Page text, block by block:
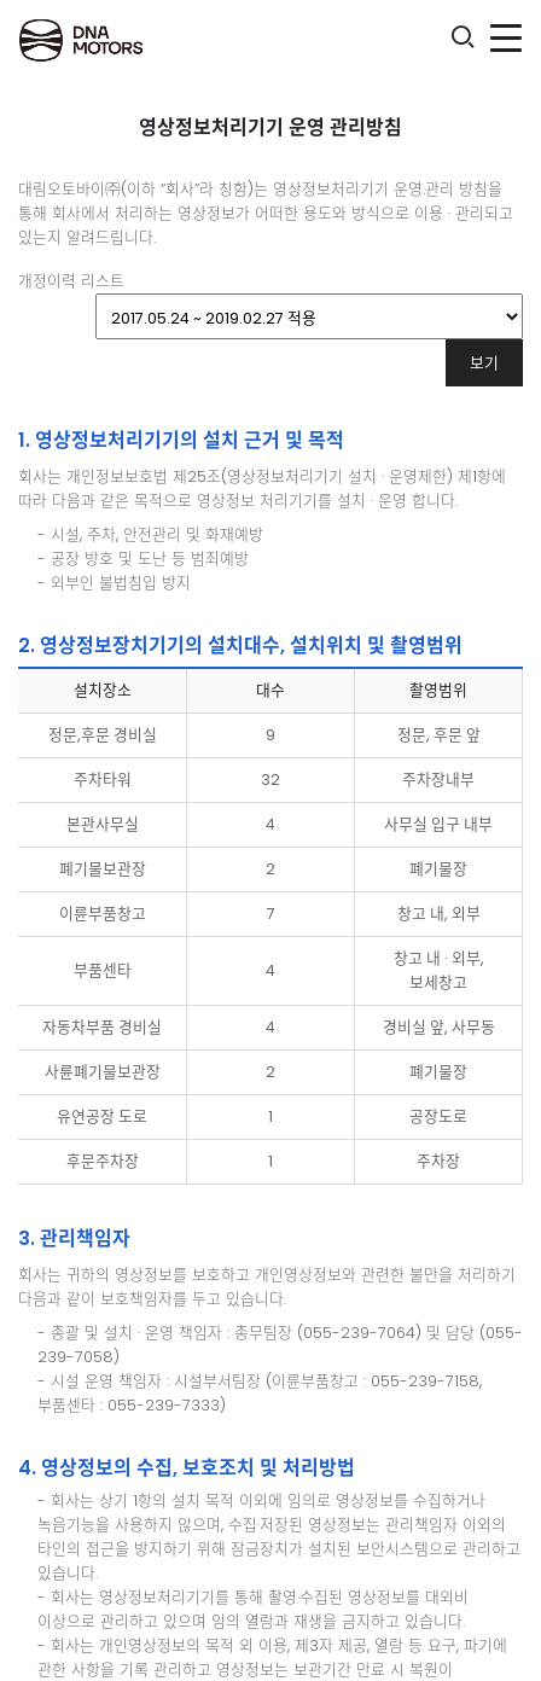
영상정보처리기기 운영 관리방침
대림오토바이㈜(이하 “회사”라 칭함)는 영상정보처리기기 운영.관리 방침을
통해 회사에서 처리하는 영상정보가 어떠한 용도와 방식으로 이용 · 관리되고
있는지 알려드립니다.
개정이력 리스트
1. 영상정보처리기기의 설치 근거 및 목적
회사는 개인정보보호법 제25조(영상정보처리기기 설치 · 운영제한) 제1항에
따라 다음과 같은 목적으로 영상정보 처리기기를 설치 · 운영 합니다.
- 시설, 주차, 안전관리 및 화재예방
- 공장 방호 및 도난 등 범죄예방
- 외부인 불법침입 방지
2. 영상정보장치기기의 설치대수, 설치위치 및 촬영범위
설치장소 대수 촬영범위
정문,후문 경비실 9 정문, 후문 앞
주차타워 32 주차장내부
본관사무실 4 사무실 입구 내부
폐기물보관장 2 폐기물장
이륜부품창고 7 창고 내, 외부
부품센타 4
창고 내 · 외부,
보세창고
자동차부품 경비실 4 경비실 앞, 사무동
사륜폐기물보관장 2 폐기물장
유연공장 도로 1 공장도로
후문주차장 1 주차장
3. 관리책임자
회사는 귀하의 영상정보를 보호하고 개인영상정보와 관련한 불만을 처리하기
다음과 같이 보호책임자를 두고 있습니다.
- 총괄 및 설치 · 운영 책임자 : 총무팀장 (055-239-7064) 및 담당 (055-
239-7058)
- 시설 운영 책임자 : 시설부서팀장 (이륜부품창고 : 055-239-7158,
부품센타 : 055-239-7333)
4. 영상정보의 수집, 보호조치 및 처리방법
- 회사는 상기 1항의 설치 목적 이외에 임의로 영상정보를 수집하거나
녹음기능을 사용하지 않으며, 수집·저장된 영상정보는 관리책임자 이외의
타인의 접근을 방지하기 위해 잠금장치가 설치된 보안시스템으로 관리하고
있습니다.
- 회사는 영상정보처리기기를 통해 촬영·수집된 영상정보를 대외비
이상으로 관리하고 있으며 임의 열람과 재생을 금지하고 있습니다.
- 회사는 개인영상정보의 목적 외 이용, 제3자 제공, 열람 등 요구, 파기에
관한 사항을 기록 관리하고 영상정보는 보관기간 만료 시 복원이